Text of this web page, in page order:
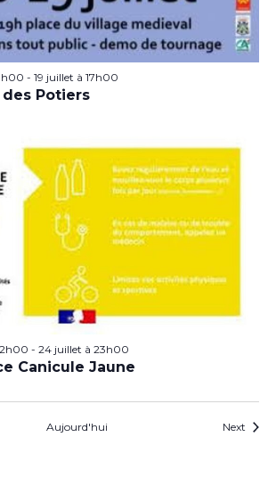
- 19 juillet à 17h00
Potiers
- 24 juillet à 23h00
Canicule Jaune
Aujourd'hui Next